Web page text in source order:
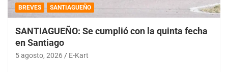
BREVES SANTIAGUEÑO
SANTIAGUEÑO: Se cumplió con la quinta fecha
en Santiago
5 agosto, 2026 E-Kart